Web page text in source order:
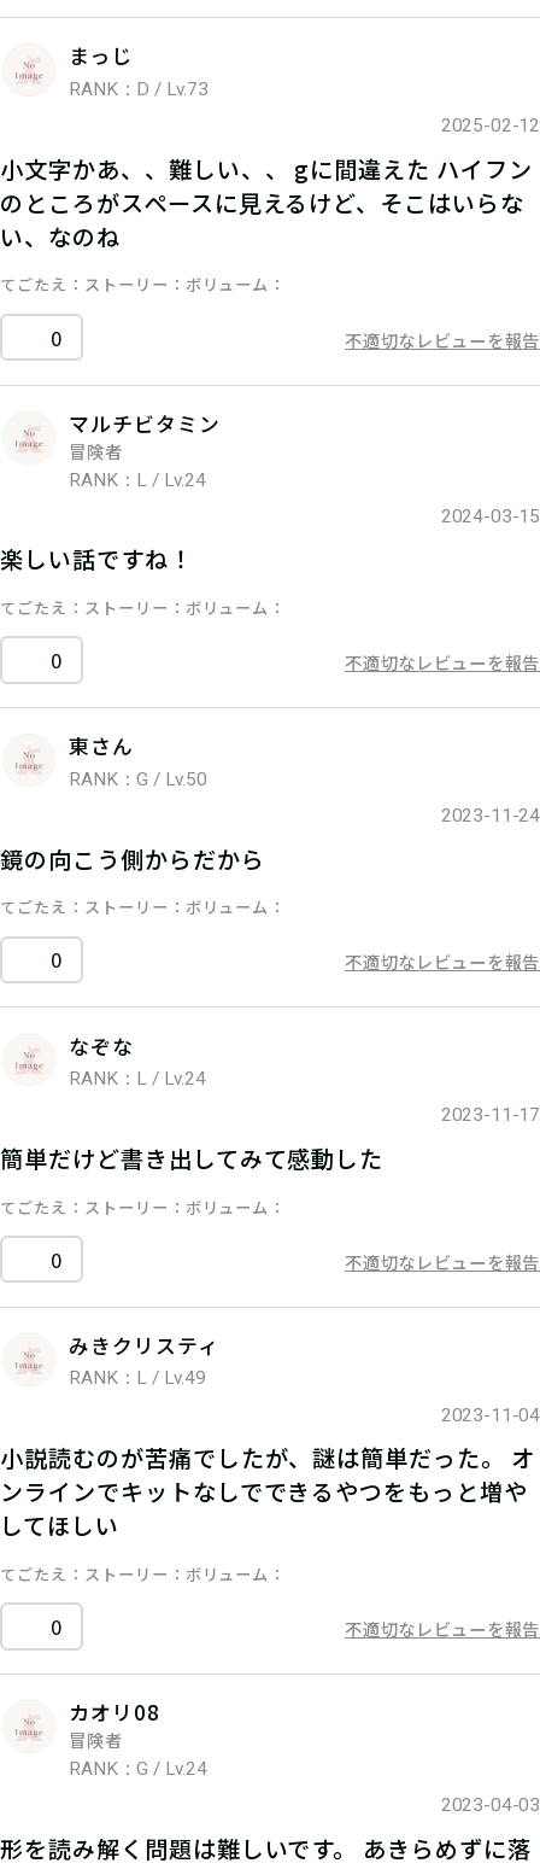
まっじ
RANK：D / Lv.73
2025-02-12
小文字かあ、、難しい、、 gに間違えた ハイフン
のところがスペースに見えるけど、そこはいらな
い、なのね
てごたえ ストーリー ボリューム
0 不適切なレビューを報告
マルチビタミン
冒険者
RANK：L / Lv.24
2024-03-15
楽しい話ですね！
てごたえ ストーリー ボリューム
0 不適切なレビューを報告
東さん
RANK：G / Lv.50
2023-11-24
鏡の向こう側からだから
てごたえ ストーリー ボリューム
0 不適切なレビューを報告
なぞな
RANK：L / Lv.24
2023-11-17
簡単だけど書き出してみて感動した
てごたえ ストーリー ボリューム
0 不適切なレビューを報告
みきクリスティ
RANK：L / Lv.49
2023-11-04
小説読むのが苦痛でしたが、謎は簡単だった。 オ
ンラインでキットなしでできるやつをもっと増や
してほしい
てごたえ ストーリー ボリューム
0 不適切なレビューを報告
カオリ08
冒険者
RANK：G / Lv.24
2023-04-03
形を読み解く問題は難しいです。 あきらめずに落